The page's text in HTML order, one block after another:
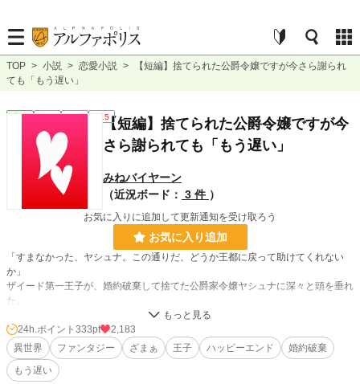
TOP > 小説 > 恋愛小説 >
【短編】捨てられた公爵令嬢ですが今さら謝られ
ても「もう遅い」
恋愛 完結 短編 R15【短編】捨てられた公爵令嬢ですが今
さら謝られても「もう遅い」
みねバイヤーン
（近況ボード： 3 件 ）
お気に入りに追加して更新通知を受け取ろう
お気に入り追加
「すまなかった、ヤシュナ。この通りだ、どうか王都に戻って助けてくれない
か」
ザイード第一王子が、婚約破棄して捨てた公爵家令嬢ヤシュナに深々と頭を垂れ
た。
「お断りします。あなた方が私に対して行った数々の仕打ち、決して許すことは
ありません。今さら謝ったところで、もう遅い。ばーーーーーか」
王家と四大公爵の子女は、王国を守る御神体を毎日清める義務がある。ところが
聖女ベルが現れたときから、朝の清めはヤシュナと弟のカルルクのみが行なって
いる。務めを果たさず、自分を使い潰す気の王家にヤシュナは切れた。王家に対
24h.ポイント 333pt
2,183
異世界
ファンタジー ざまぁ 王子 ハッピーエンド
婚約破棄
もう遅い